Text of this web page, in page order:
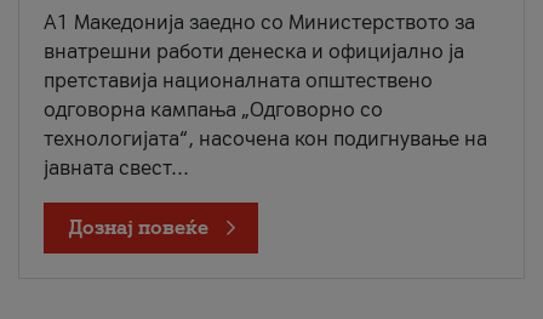
A1 Македонија заедно со Министерството за
внатрешни работи денеска и официјално ја
претставија националната општествено
одговорна кампања „Одговорно со
технологијата“, насочена кон подигнување на
јавната свест...
Дознај повеќе